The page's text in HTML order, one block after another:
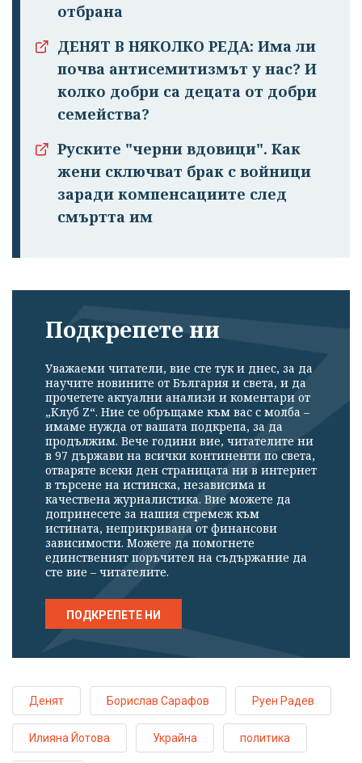
отбрана
ДЕНЯТ В НЯКОЛКО РЕДА: Има ли
почва антисемитизмът у нас? И
колко добри са децата от добри
семейства?
Руските "черни вдовици". Как
жени сключват брак с войници
заради компенсациите след
смъртта им
Подкрепете ни
Уважаеми читатели, вие сте тук и днес, за да
научите новините от България и света, и да
прочетете актуални анализи и коментари от
„Клуб Z“. Ние се обръщаме към вас с молба –
имаме нужда от вашата подкрепа, за да
продължим. Вече години вие, читателите ни
в 97 държави на всички континенти по света,
отваряте всеки ден страницата ни в интернет
в търсене на истинска, независима и
качествена журналистика. Вие можете да
допринесете за нашия стремеж към
истината, неприкривана от финансови
зависимости. Можете да помогнете
единственият поръчител на съдържание да
сте вие – читателите.
ПОДКРЕПЕТЕ НИ
Денят Борислав Сарафов Руен Радев
Илияна Йотова Украйна политика